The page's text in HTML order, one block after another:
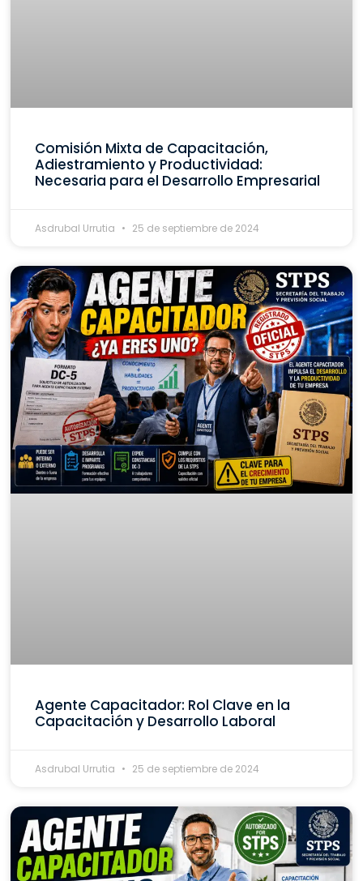
Comisión Mixta de Capacitación,
Adiestramiento y Productividad:
Necesaria para el Desarrollo Empresarial
Asdrubal Urrutia 25 de septiembre de 2024
Agente Capacitador: Rol Clave en la
Capacitación y Desarrollo Laboral
Asdrubal Urrutia 25 de septiembre de 2024